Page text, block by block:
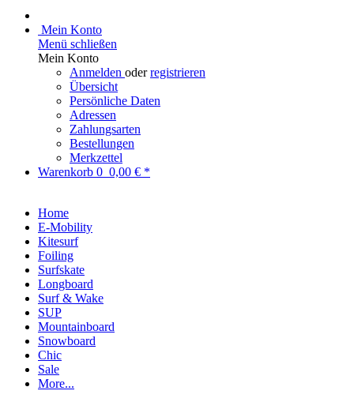
Mein Konto
Menü schließen
Mein Konto
Anmelden oderregistrieren
Übersicht
Persönliche Daten
Adressen
Zahlungsarten
Bestellungen
Merkzettel
Warenkorb 0 0,00 € *
Home
E-Mobility
Kitesurf
Foiling
Surfskate
Longboard
Surf & Wake
SUP
Mountainboard
Snowboard
Chic
Sale
More...